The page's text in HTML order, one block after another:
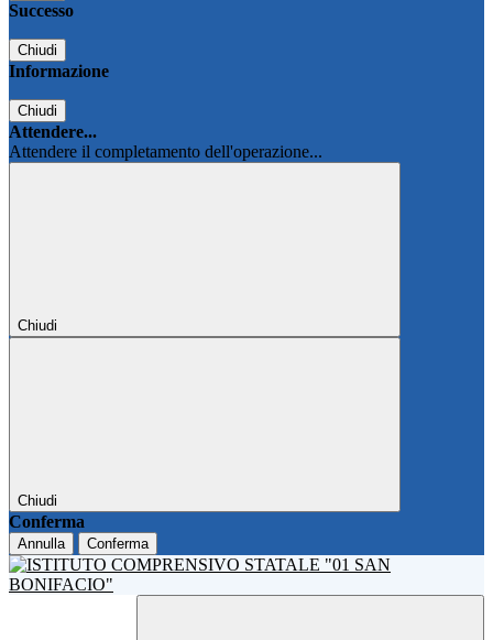
Successo
Chiudi
Informazione
Chiudi
Attendere...
Attendere il completamento dell'operazione...
Chiudi
Chiudi
Conferma
Annulla Conferma